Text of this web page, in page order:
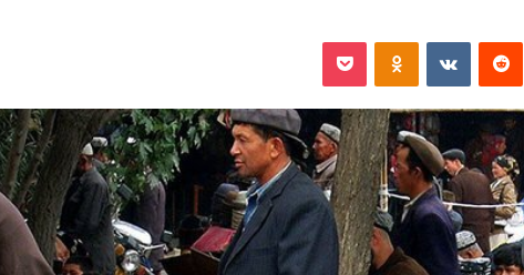
Odnoklassniki
بوكيت